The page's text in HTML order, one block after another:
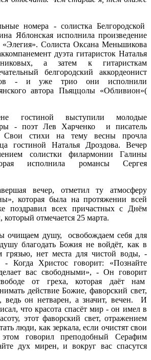
номера - солистка Белгородской
Яблонская исполнила произведение
«Элегия». Солиста Оксана Меньшикова
дуэта гитаристок Наталья
а затем к гитаристкам
белгородский аккордеонист
- и уже трио они исполнили
автора Пьяццолы «Обливион»(
гостиной выступили молодые
- поэт Лев Харченко и писатель
Свои стихи на тему весны прочла
гостиной Наталья Дроздова. Вечер
солистки филармонии Галины
исполнила романсы Сергея
вечер, отметил ту атмосферу
которая была на протяжении всей
поздравил всех причастных с Днём
который отмечается 25 марта.
очищаем душу, освобождаем себя для
благодать Божия не войдёт, как в
грязью, нет места для чистой воды, -
Когда Христос говорит: «Познайте
вас свободными», - Он говорит
от греха, которая даёт нам
действие Божие, фаворский свет,
ведь он нетварен, а значит, вечен. И
что красота спасёт мир - он имел в
этот фаворский свет, отражением
люди, как зеркала, если очистят свои
говорил преподобный Серафим
дух мирен, и вокруг вас спасутся